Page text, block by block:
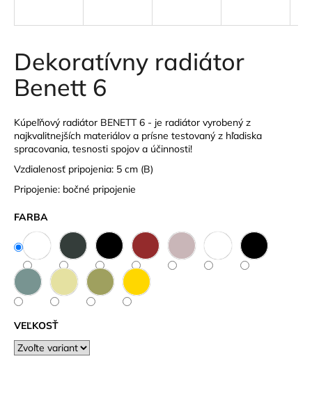
Dekoratívny radiátor
Benett 6
Kúpeľňový radiátor BENETT 6 - je radiátor vyrobený z
najkvalitnejších materiálov a prísne testovaný z hľadiska
spracovania, tesnosti spojov a účinnosti!
Vzdialenosť pripojenia: 5 cm (B)
Pripojenie: bočné pripojenie
FARBA
VEĽKOSŤ
s
ť
?
O
p
o
r
ú
a
m
e